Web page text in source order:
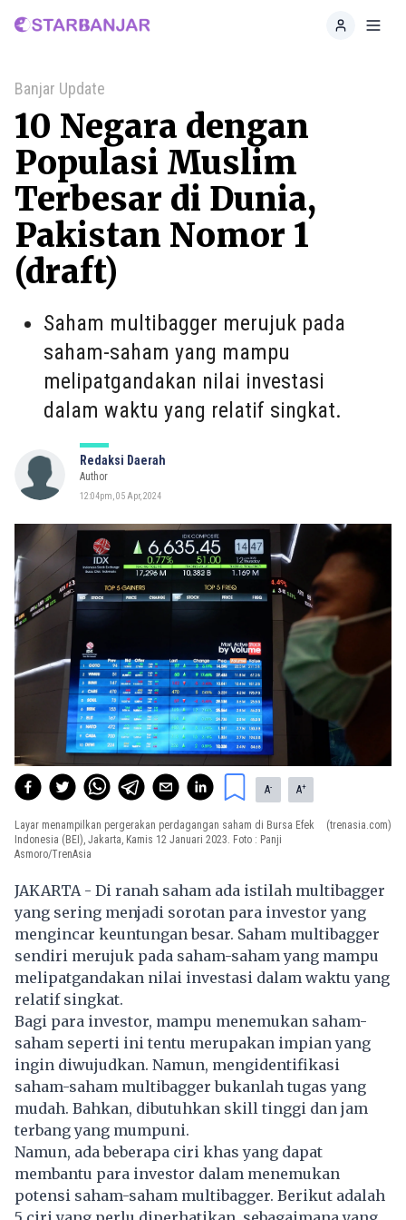
Home
Banjar Update
10 Negara dengan
Populasi Muslim
Terbesar di Dunia,
Pakistan Nomor 1
(draft)
Saham multibagger merujuk pada
saham-saham yang mampu
melipatgandakan nilai investasi
dalam waktu yang relatif singkat.
Redaksi Daerah
Author
12:04pm, 05 Apr, 2024
A- A+
Layar menampilkan pergerakan perdagangan saham di Bursa Efek
Indonesia (BEI), Jakarta, Kamis 12 Januari 2023. Foto : Panji
Asmoro/TrenAsia
(trenasia.com)
JAKARTA - Di ranah saham ada istilah multibagger
yang sering menjadi sorotan para investor yang
mengincar keuntungan besar. Saham multibagger
sendiri merujuk pada saham-saham yang mampu
melipatgandakan nilai investasi dalam waktu yang
relatif singkat.
Bagi para investor, mampu menemukan saham-
saham seperti ini tentu merupakan impian yang
ingin diwujudkan. Namun, mengidentifikasi
saham-saham multibagger bukanlah tugas yang
mudah. Bahkan, dibutuhkan skill tinggi dan jam
terbang yang mumpuni.
Namun, ada beberapa ciri khas yang dapat
membantu para investor dalam menemukan
potensi saham-saham multibagger. Berikut adalah